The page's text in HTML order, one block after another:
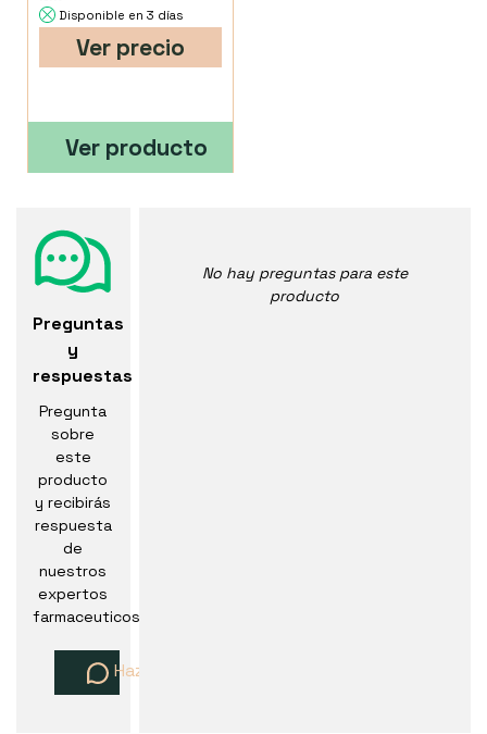
Disponible en 3 días
Ver precio
Ver producto
Preguntas
y
respuestas
Pregunta
sobre
este
producto
y recibirás
respuesta
de
nuestros
expertos
farmaceuticos
Haz una pregunta
No hay preguntas para este
producto